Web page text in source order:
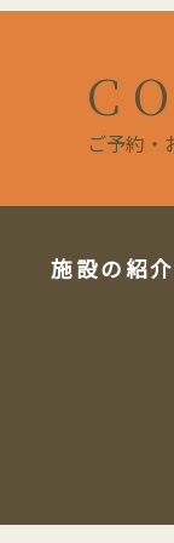
ご予約・
施設の紹介